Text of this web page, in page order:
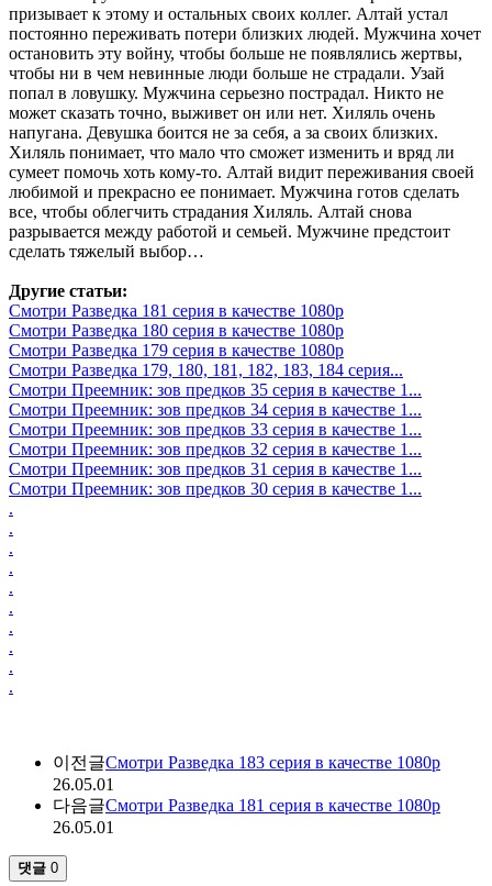
призывает к этому и остальных своих коллег. Алтай устал
постоянно переживать потери близких людей. Мужчина хочет
остановить эту войну, чтобы больше не появлялись жертвы,
чтобы ни в чем невинные люди больше не страдали. Узай
попал в ловушку. Мужчина серьезно пострадал. Никто не
может сказать точно, выживет он или нет. Хиляль очень
напугана. Девушка боится не за себя, а за своих близких.
Хиляль понимает, что мало что сможет изменить и вряд ли
сумеет помочь хоть кому-то. Алтай видит переживания своей
любимой и прекрасно ее понимает. Мужчина готов сделать
все, чтобы облегчить страдания Хиляль. Алтай снова
разрывается между работой и семьей. Мужчине предстоит
сделать тяжелый выбор…
Другие статьи:
Смотри Разведка 181 серия в качестве 1080p
Смотри Разведка 180 серия в качестве 1080p
Смотри Разведка 179 серия в качестве 1080p
Смотри Разведка 179, 180, 181, 182, 183, 184 серия...
Смотри Преемник: зов предков 35 серия в качестве 1...
Смотри Преемник: зов предков 34 серия в качестве 1...
Смотри Преемник: зов предков 33 серия в качестве 1...
Смотри Преемник: зов предков 32 серия в качестве 1...
Смотри Преемник: зов предков 31 серия в качестве 1...
Смотри Преемник: зов предков 30 серия в качестве 1...
.
.
.
.
.
.
.
.
.
.
이전글Смотри Разведка 183 серия в качестве 1080p
26.05.01
다음글Смотри Разведка 181 серия в качестве 1080p
26.05.01
댓글 0